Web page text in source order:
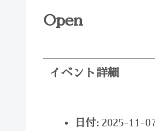
Open
イベント詳細
日付: 2025-11-